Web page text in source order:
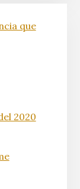
que
2020